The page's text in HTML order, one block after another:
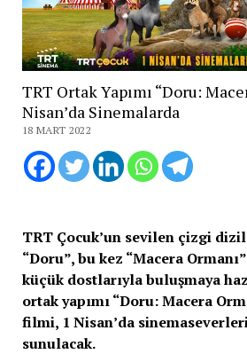
TRT Ortak Yapımı “Doru:
Nisan’da Sinemalarda
18 MART 2022
TRT Çocuk’un sevilen çizgi
“Doru”, bu kez “Macera
küçük dostlarıyla buluşmaya
ortak yapımı “Doru: Macera
filmi, 1 Nisan’da
sunulacak.